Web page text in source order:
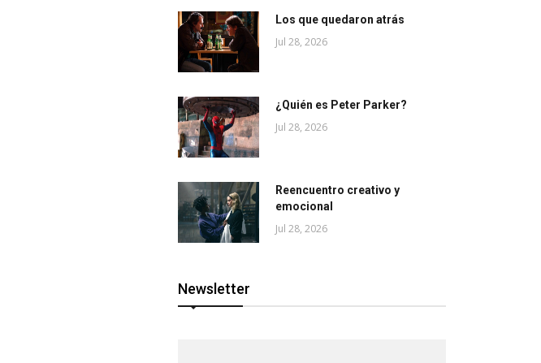
Los que quedaron atrás
Jul 28, 2026
¿Quién es Peter Parker?
Jul 28, 2026
Reencuentro creativo y
emocional
Jul 28, 2026
Newsletter